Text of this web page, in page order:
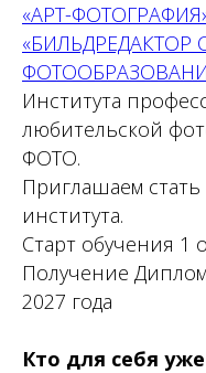
«АРТ-
«БИЛЬДРЕДАКТОР
Института
любительской
ФОТО.
Приглашаем
института.
Старт обучения 1
Получение
2027 года
Кто для себя